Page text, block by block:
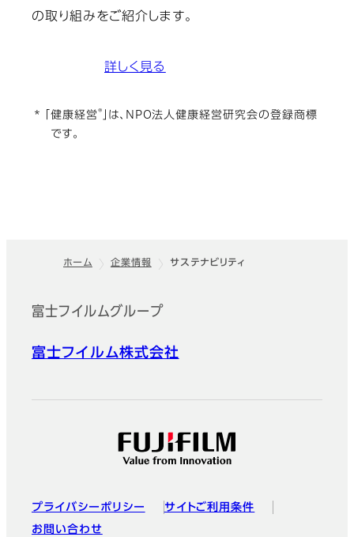
の取り組みをご紹介します。
詳しく見る
* 「健康経営 ®
」は、NPO法人健康経営研究会の登録商標
です。
ホーム 企業情報 サステナビリティ
富士フイルムグループ
富士フイルム株式会社
プライバシーポリシー
サイトご利用条件
お問い合わせ